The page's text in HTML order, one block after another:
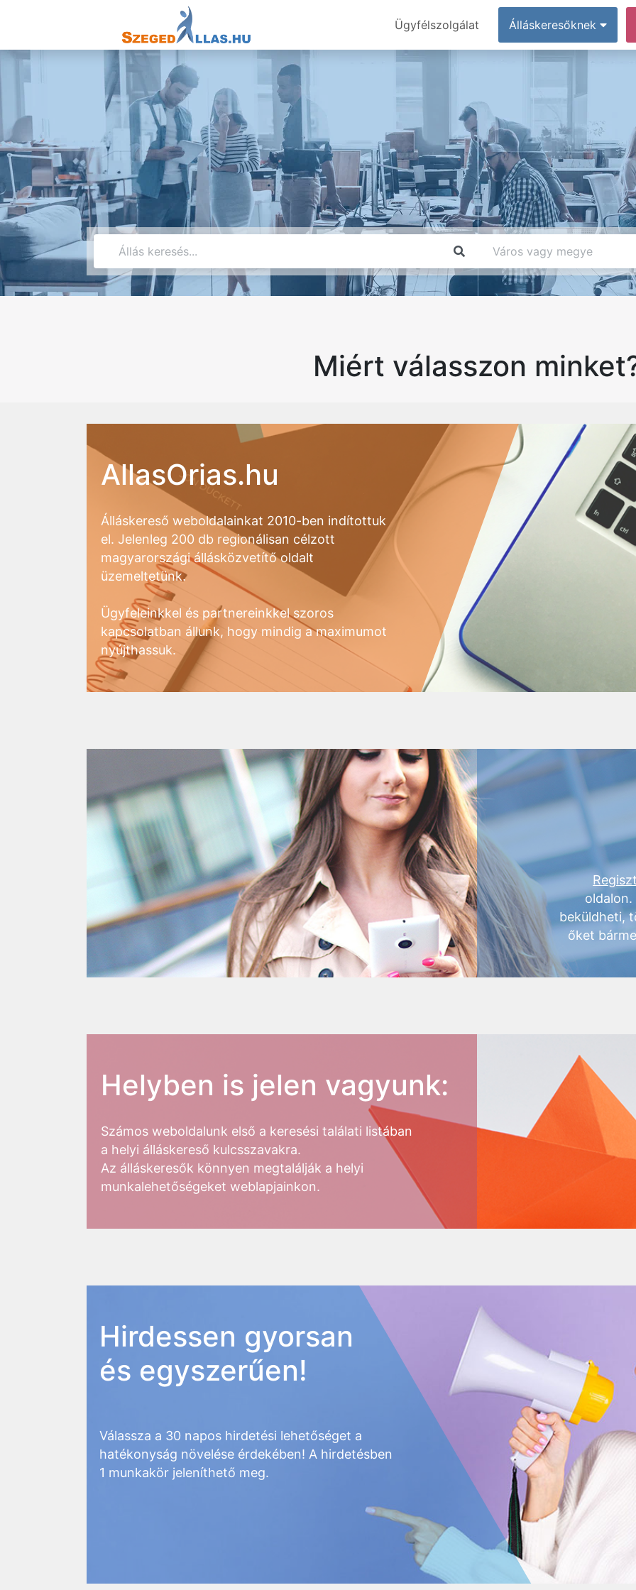
Ügyfélszolgálat Álláskeresőknek
Miért válasszon
AllasOrias.hu
Álláskereső weboldalainkat 2010-ben indítottuk
el. Jelenleg 200 db regionálisan célzott
magyarországi állásközvetítő oldalt
üzemeltetünk.
Ügyfeleinkkel és partnereinkkel szoros
kapcsolatban állunk, hogy mindig a maximumot
nyújthassuk.
oldalon.
beküldheti,
őket
Helyben is jelen vagyunk:
Számos weboldalunk első a keresési találati listában
a helyi álláskereső kulcsszavakra.
Az álláskeresők könnyen megtalálják a helyi
munkalehetőségeket weblapjainkon.
Hirdessen gyorsan
és egyszerűen!
Válassza a 30 napos hirdetési lehetőséget a
hatékonyság növelése érdekében! A hirdetésben
1 munkakör jeleníthető meg.